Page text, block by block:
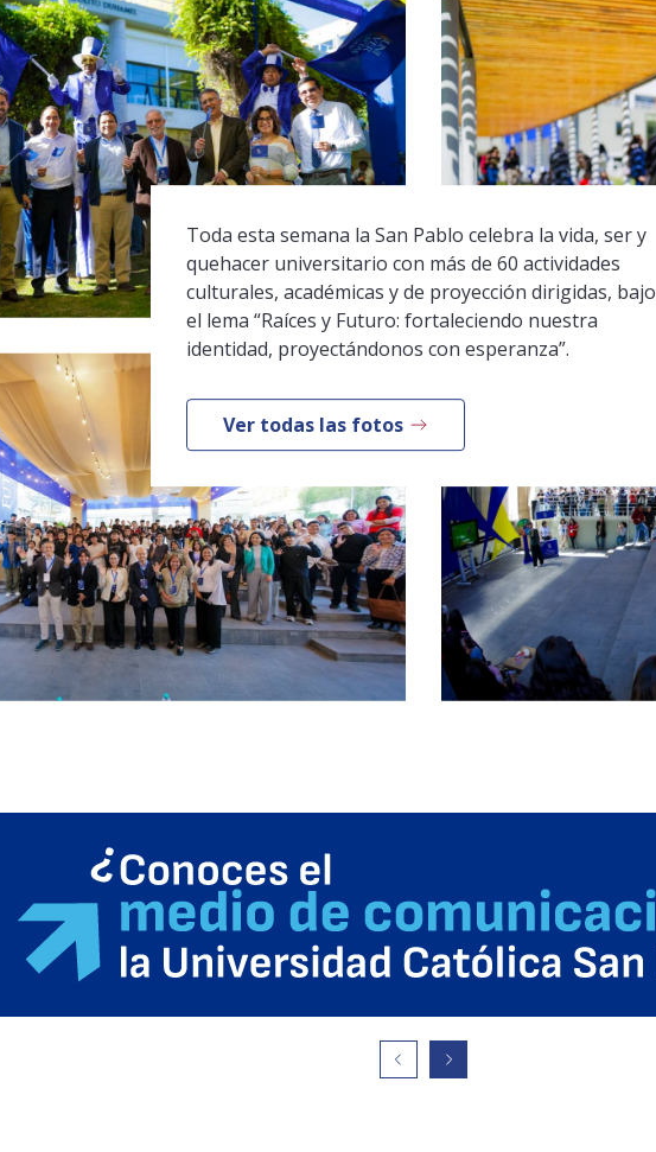
Toda esta semana la San Pablo celebra la vida, ser y
quehacer universitario con más de 60 actividades
culturales, académicas y de proyección dirigidas, bajo
el lema “Raíces y Futuro: fortaleciendo nuestra
identidad, proyectándonos con esperanza”.
Ver todas las fotos